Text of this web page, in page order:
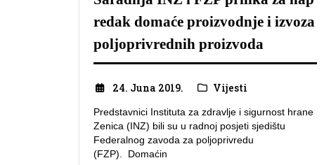
redak domaće proizvodnje i izvoza
poljoprivrednih proizvoda
24. Juna 2019. Vijesti
Predstavnici Instituta za zdravlje i sigurnost hrane
Zenica (INZ) bili su u radnoj posjeti sjedištu
Federalnog zavoda za poljoprivredu
(FZP). Domaćin